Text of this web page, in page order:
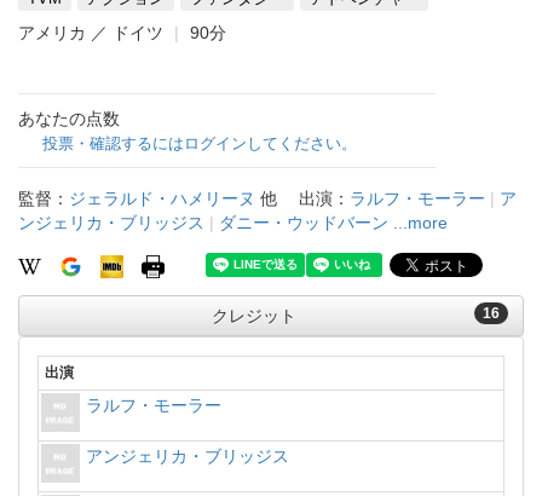
アメリカ ／ ドイツ 90分
あなたの点数
投票・確認するにはログインしてください。
監督： ジェラルド・ハメリーヌ 他 出演： ラルフ・モーラー | ア
ンジェリカ・ブリッジス | ダニー・ウッドバーン ...more
16
クレジット
出演
ラルフ・モーラー
アンジェリカ・ブリッジス